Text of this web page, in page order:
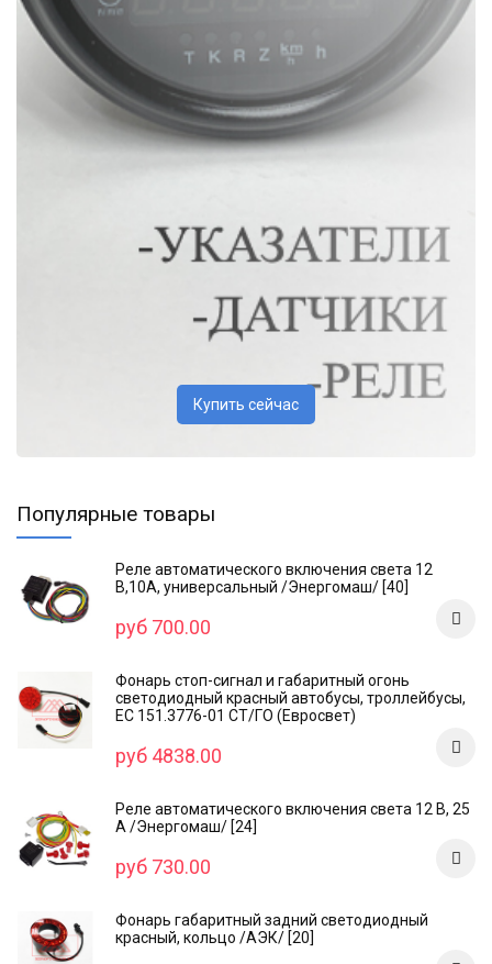
Купить сейчас
Популярные товары
Реле автоматического включения света 12
В,10А, универсальный /Энергомаш/ [40]
руб 700.00
Фонарь стоп-сигнал и габаритный огонь
светодиодный красный автобусы, троллейбусы,
ЕС 151.3776-01 СТ/ГО (Евросвет)
руб 4838.00
Реле автоматического включения света 12 В, 25
А /Энергомаш/ [24]
руб 730.00
Фонарь габаритный задний светодиодный
красный, кольцо /AЭК/ [20]